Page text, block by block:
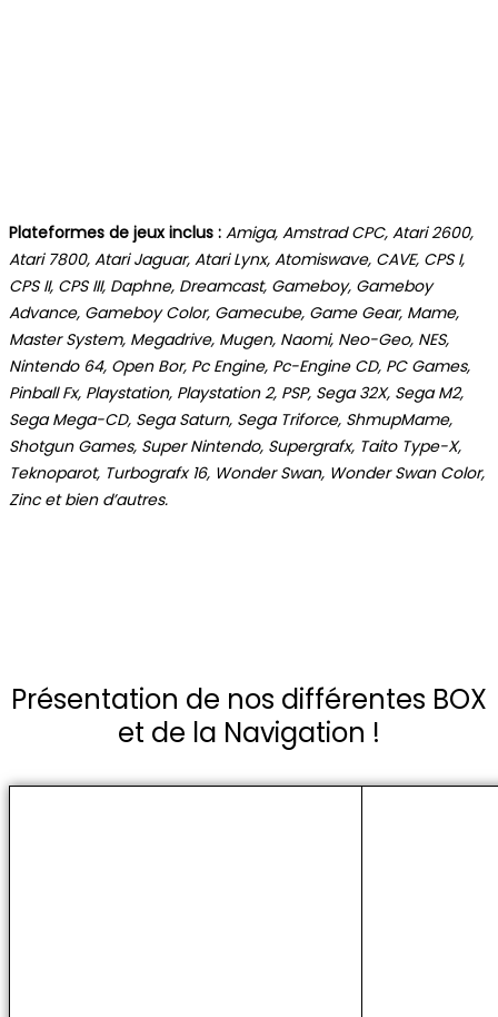
Plateformes de jeux inclus : Amiga, Amstrad CPC, Atari 2600,
Atari 7800, Atari Jaguar, Atari Lynx, Atomiswave, CAVE, CPS I,
CPS II, CPS III, Daphne, Dreamcast, Gameboy, Gameboy
Advance, Gameboy Color, Gamecube, Game Gear, Mame,
Master System, Megadrive, Mugen, Naomi, Neo-Geo, NES,
Nintendo 64, Open Bor, Pc Engine, Pc-Engine CD, PC Games,
Pinball Fx, Playstation, Playstation 2, PSP, Sega 32X, Sega M2,
Sega Mega-CD, Sega Saturn, Sega Triforce, ShmupMame,
Shotgun Games, Super Nintendo, Supergrafx, Taito Type-X,
Teknoparot, Turbografx 16, Wonder Swan, Wonder Swan Color,
Zinc et bien d’autres.
Présentation de nos différentes BOX
et de la Navigation !